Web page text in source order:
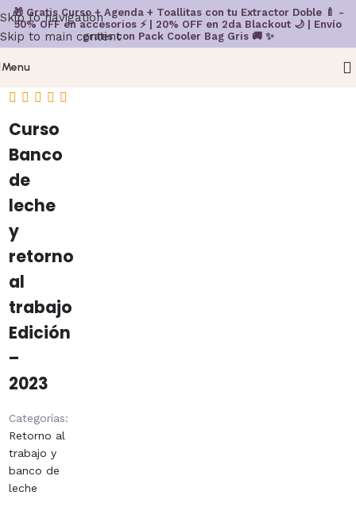
Skip to navigation
Skip to main content
🎁 Gratis Curso + Agenda + Toallitas con tu Extractor Doble 🍼 -
50% OFF en accesorios ⚡ | 20% OFF en 2da Blackout 🌙 | Envío
gratis con Pack Cooler Bag Gris 🚚 ✨
Menu
Curso
Banco
de
leche
y
retorno
al
trabajo
Edición
–
2023
Categorías:
Retorno al
trabajo y
banco de
leche